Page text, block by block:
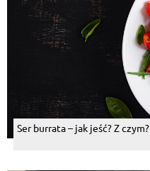
Ser burrata – jak jeść? Z czym?